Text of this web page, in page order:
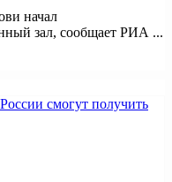
начал
зал, сообщает РИА ...